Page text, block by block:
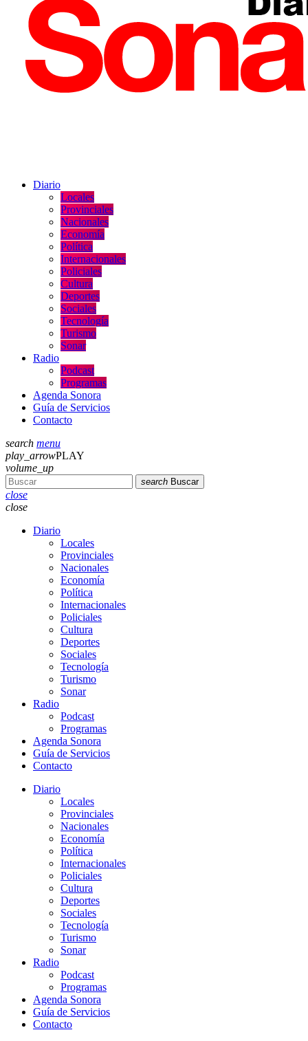
Diario
Locales
Provinciales
Nacionales
Economía
Política
Internacionales
Policiales
Cultura
Deportes
Sociales
Tecnología
Turismo
Sonar
Radio
Podcast
Programas
Agenda Sonora
Guía de Servicios
Contacto
search menu
play_arrowPLAY
volume_up
search Buscar
close
close
Diario
Locales
Provinciales
Nacionales
Economía
Política
Internacionales
Policiales
Cultura
Deportes
Sociales
Tecnología
Turismo
Sonar
Radio
Podcast
Programas
Agenda Sonora
Guía de Servicios
Contacto
Diario
Locales
Provinciales
Nacionales
Economía
Política
Internacionales
Policiales
Cultura
Deportes
Sociales
Tecnología
Turismo
Sonar
Radio
Podcast
Programas
Agenda Sonora
Guía de Servicios
Contacto